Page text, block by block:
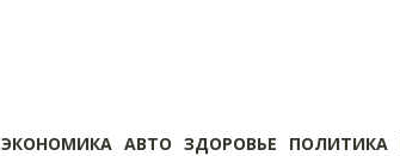
ЭКОНОМИКА АВТО ЗДОРОВЬЕ ПОЛИТИКА